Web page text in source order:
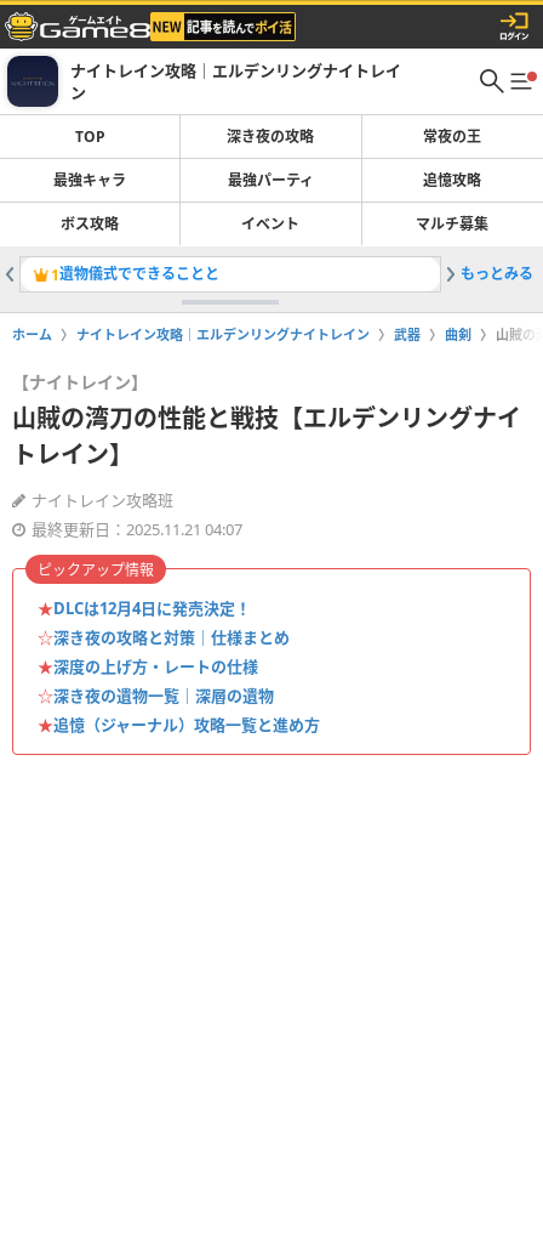
ナイトレイン攻略｜エルデンリングナイトレイ
ン
TOP 深き夜の攻略 常夜の王
最強キャラ 最強パーティ 追憶攻略
ボス攻略 イベント マルチ募集
1遺物儀式でできることと 2悪神の
もっとみる
ホーム ナイトレイン攻略｜エルデンリングナイトレイン 武器 曲剣 山賊の
【ナイトレイン】
山賊の湾刀の性能と戦技【エルデンリングナイ
トレイン】
ナイトレイン攻略班
最終更新日：2025.11.21 04:07
★DLCは12月4日に発売決定！
☆深き夜の攻略と対策｜仕様まとめ
★深度の上げ方・レートの仕様
☆深き夜の遺物一覧｜深層の遺物
★追憶（ジャーナル）攻略一覧と進め方
ピックアップ情報